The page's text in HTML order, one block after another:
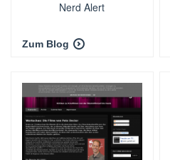
Nerd Alert
Zum Blog